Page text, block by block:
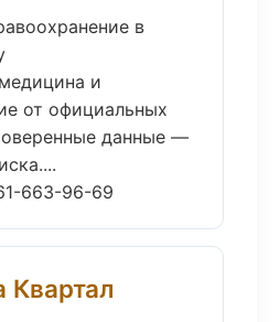
в
и
от официальных
данные —
663-96-69